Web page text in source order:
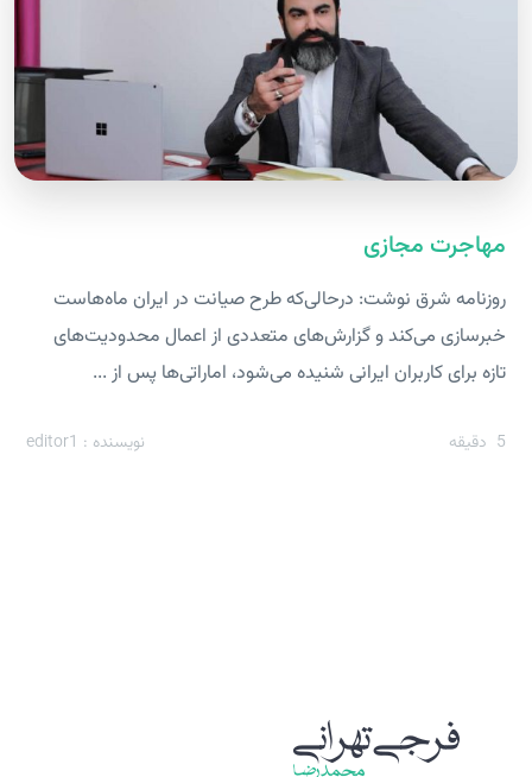
مهاجرت مجازی
روزنامه شرق نوشت: در‌حالی‌که طرح صیانت در ایران ماه‌هاست
خبرسازی می‌کند و گزارش‌های متعددی از اعمال محدودیت‌های
تازه برای کاربران ایرانی شنیده می‌شود، اماراتی‌ها پس از ...
5 دقیقه نویسنده : editor1